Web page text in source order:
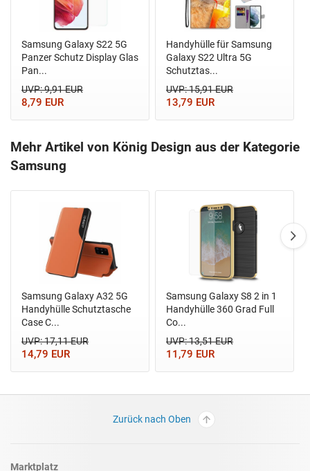
Samsung Galaxy S22 5G
Panzer Schutz Display Glas
Pan...
UVP: 9,91 EUR
8,79 EUR
Handyhülle für Samsung
Galaxy S22 Ultra 5G
Schutztas...
UVP: 15,91 EUR
13,79 EUR
Mehr Artikel von König Design aus der Kategorie
Samsung
Samsung Galaxy A32 5G
Handyhülle Schutztasche
Case C...
UVP: 17,11 EUR
14,79 EUR
Samsung Galaxy S8 2 in 1
Handyhülle 360 Grad Full
Co...
UVP: 13,51 EUR
11,79 EUR
Zurück nach Oben
Marktplatz